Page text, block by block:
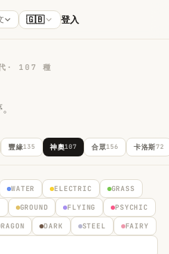
🇬🇧 登入
· 107 種
豐緣135 神奧107 合眾156 卡洛斯72
WATER ELECTRIC GRASS
GROUND FLYING PSYCHIC
DARK STEEL FAIRY